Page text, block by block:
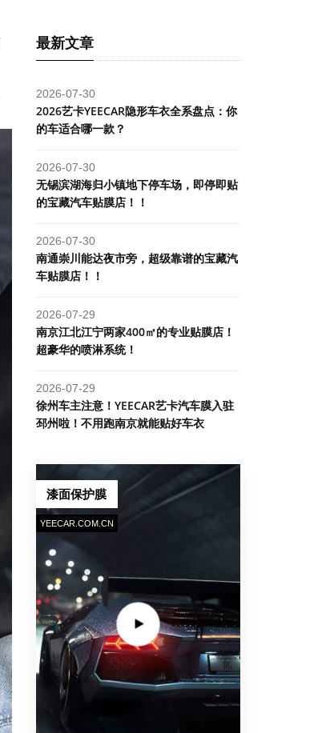
最新文章
2026-07-30
2026艺卡YEECAR隐形车衣全系盘点：你
的车适合哪一款？
2026-07-30
​无锡滨湖海归小镇地下停车场，即停即贴
的宝藏汽车贴膜店！！
2026-07-30
南通崇川能达夜市旁，超级靠谱的宝藏汽
车贴膜店！！
2026-07-29
南京江北江宁两家400㎡的专业贴膜店！
超豪华的喷淋系统！
2026-07-29
​徐州车主注意！YEECAR艺卡汽车膜入驻
邳州啦！不用跑南京就能贴好车衣
漆面保护膜
YEECAR.COM.CN